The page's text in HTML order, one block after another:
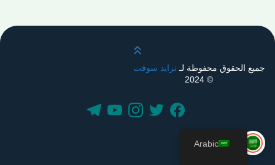
قم بالتمرير لأعلى
جميع الحقوق محفوظة لـترايد سوفت
© 2024
Arabic